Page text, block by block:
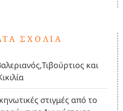
ΣΧΌΛΙΑ
και
στιγμές από το